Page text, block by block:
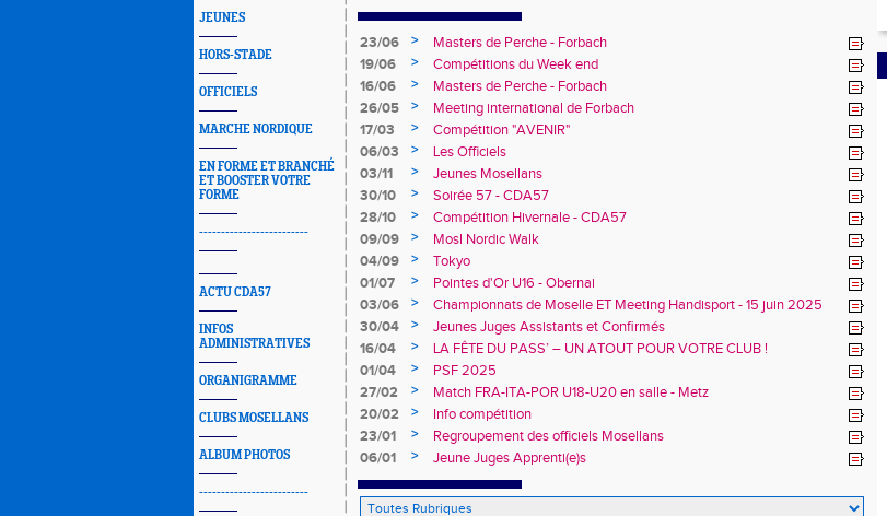
JEUNES
HORS-STADE
OFFICIELS
MARCHE NORDIQUE
EN FORME ET BRANCHÉ
ET BOOSTER VOTRE
FORME
-------------------------
ACTU CDA57
INFOS
ADMINISTRATIVES
ORGANIGRAMME
CLUBS MOSELLANS
ALBUM PHOTOS
-------------------------
23/06 >
Masters de Perche - Forbach
19/06
>
Compétitions du Week end
16/06
>
Masters de Perche - Forbach
26/05
>
Meeting international de Forbach
17/03
>
Compétition "AVENIR"
06/03
>
Les Officiels
03/11
>
Jeunes Mosellans
30/10
>
Soirée 57 - CDA57
28/10
>
Compétition Hivernale - CDA57
09/09
>
Mosl Nordic Walk
04/09
>
Tokyo
01/07
>
Pointes d'Or U16 - Obernai
03/06
>
Championnats de Moselle ET Meeting Handisport - 15 juin 2025
30/04
>
Jeunes Juges Assistants et Confirmés
16/04
>
LA FÊTE DU PASS’ – UN ATOUT POUR VOTRE CLUB !
01/04
>
PSF 2025
27/02
>
Match FRA-ITA-POR U18-U20 en salle - Metz
20/02
>
Info compétition
23/01
>
Regroupement des officiels Mosellans
06/01
> Jeune Juges Apprenti(e)s